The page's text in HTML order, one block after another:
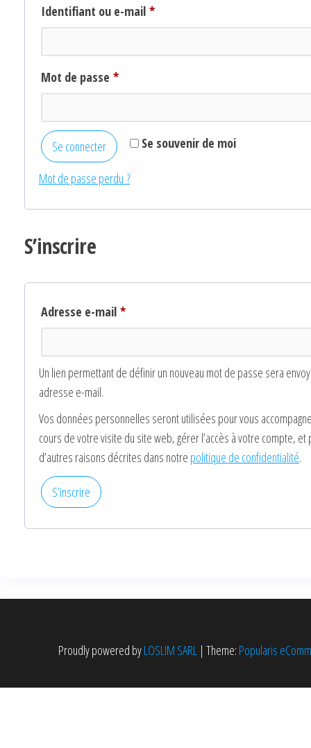
Identifiant ou e-mail *Obligatoire
Mot de passe *Obligatoire
Se souvenir de moi
Se connecter
Mot de passe perdu ?
S’inscrire
Adresse e-mail *Obligatoire
Un lien permettant de définir un nouveau mot de passe sera
adresse e-mail.
Vos données personnelles seront utilisées pour vous
cours de votre visite du site web, gérer l’accès à votre compte, et
d’autres raisons décrites dans notre politique de confidentialité.
S’inscrire
Proudly powered byLOSLIM SARL | Theme: Popularis